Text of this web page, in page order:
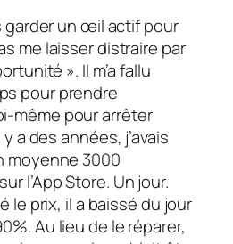
garder un œil actif pour
me laisser distraire par
». Il m’a fallu
pour prendre
même pour arrêter
a des années, j’avais
moyenne 3000
l’App Store. Un jour.
le prix, il a baissé du jour
Au lieu de le réparer,